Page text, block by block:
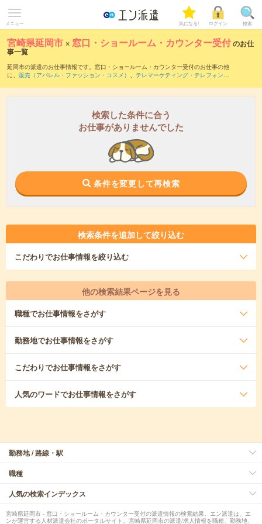
メニュー 気になる! ログイン 検索
宮崎県延岡市 × 窓口・ショールーム・カウンター受付のお仕
事一覧
延岡市の派遣のお仕事情報です。窓口・ショールーム・カウンター受付のお仕事の他
に、 販売（アパレル・ファッション・コスメ） 、 テレマーケティング・テレフォンオ
でいただけます。職種辞典：窓口・ショールーム・カウンター受付のお仕事とは？と
検索した条件に合う
お仕事がありませんでした
条件を変更して再検索
検索条件を追加して絞り込む
こだわりでお仕事情報を絞り込む
他の検索結果ページを見る
職種でお仕事情報をさがす
勤務地でお仕事情報をさがす
こだわりでお仕事情報をさがす
人気のワードでお仕事情報をさがす
勤務地 / 路線・駅
職種
人気の検索インデックス
宮崎県延岡市 - 窓口・ショールーム・カウンター受付の派遣情報の検索結果。エン派遣は、エ
ンが運営する人材派遣会社のポータルサイト。宮崎県延岡市の派遣/求人情報を職種、勤務地、